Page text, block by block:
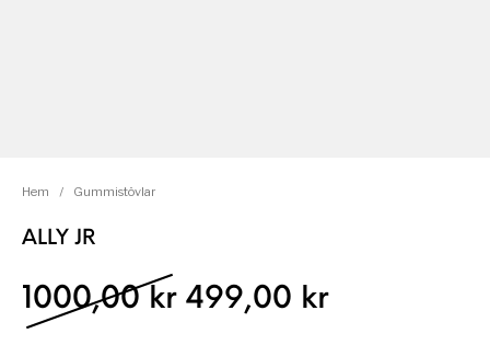
Hem / Gummistövlar
ALLY JR
1000,00 kr Det ursprungliga
499,00 krDet